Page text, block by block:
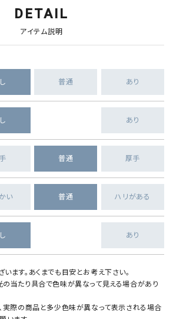
DETAIL
アイテム説明
普通 あり
あり
普通 厚手
い 普通 ハリがある
あり
ます。あくまでも目安とお考え下さい。
当たり具合で色味が異なって見える場合があり
実際の商品と多少色味が異なって表示される場合